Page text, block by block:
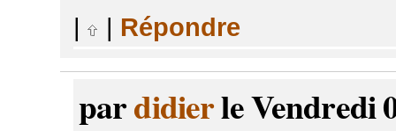
|
| Répondre
pardidierle Vendredi